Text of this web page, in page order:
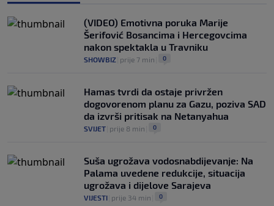
to da ga pitam": Luda priča NBA zvijezde,
htio je samo jednu stvar
0
(VIDEO) Emotivna poruka Marije
Šerifović Bosancima i Hercegovcima
nakon spektakla u Travniku
SHOWBIZ prije 7 min 0
Hamas tvrdi da ostaje privržen
dogovorenom planu za Gazu, poziva SAD
da izvrši pritisak na Netanyahua
SVIJET prije 8 min 0
Suša ugrožava vodosnabdijevanje: Na
Palama uvedene redukcije, situacija
ugrožava i dijelove Sarajeva
VIJESTI prije 34 min 0